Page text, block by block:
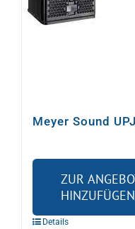
Meyer Sound
ZUR
HINZUFÜGEN
Details